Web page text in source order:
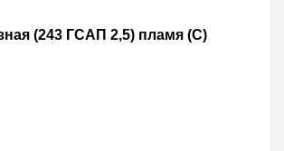
(243 ГСАП 2,5) пламя (С)